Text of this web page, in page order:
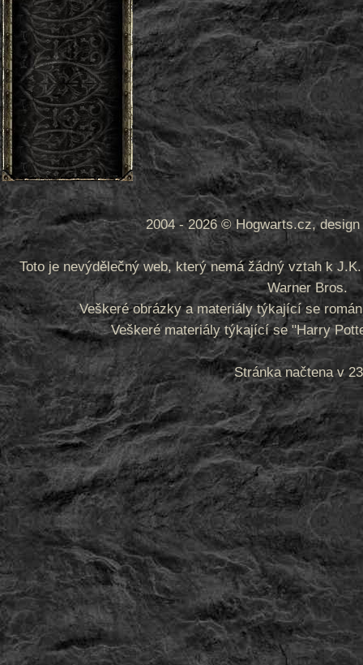
2004 - 2026 © Hogwarts.cz,
Toto je nevýdělečný web, který nemá žádný vztah k
Warner Bros.
Veškeré obrázky a materiály týkající se
Veškeré materiály týkající se "Harry
Stránka načtena v